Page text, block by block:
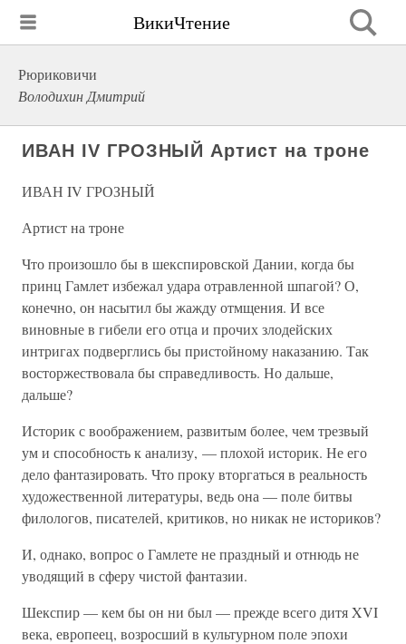
ВикиЧтение
Рюриковичи
Володихин Дмитрий
ИВАН IV ГРОЗНЫЙ Артист на троне
ИВАН IV ГРОЗНЫЙ
Артист на троне
Что произошло бы в шекспировской Дании, когда бы
принц Гамлет избежал удара отравленной шпагой? О,
конечно, он насытил бы жажду отмщения. И все
виновные в гибели его отца и прочих злодейских
интригах подверглись бы пристойному наказанию. Так
восторжествовала бы справедливость. Но дальше,
дальше?
Историк с воображением, развитым более, чем трезвый
ум и способность к анализу, — плохой историк. Не его
дело фантазировать. Что проку вторгаться в реальность
художественной литературы, ведь она — поле битвы
филологов, писателей, критиков, но никак не историков?
И, однако, вопрос о Гамлете не праздный и отнюдь не
уводящий в сферу чистой фантазии.
Шекспир — кем бы он ни был — прежде всего дитя XVI
века, европеец, возросший в культурном поле эпохи